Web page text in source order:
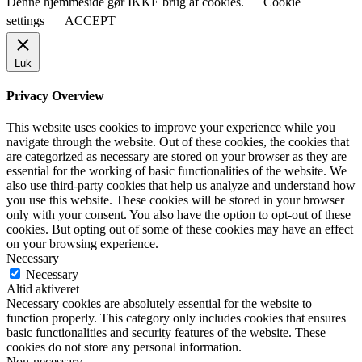
settings
ACCEPT
Luk
Privacy Overview
This website uses cookies to improve your experience while you
navigate through the website. Out of these cookies, the cookies that
are categorized as necessary are stored on your browser as they are
essential for the working of basic functionalities of the website. We
also use third-party cookies that help us analyze and understand how
you use this website. These cookies will be stored in your browser
only with your consent. You also have the option to opt-out of these
cookies. But opting out of some of these cookies may have an effect
on your browsing experience.
Necessary
Necessary
Altid aktiveret
Necessary cookies are absolutely essential for the website to
function properly. This category only includes cookies that ensures
basic functionalities and security features of the website. These
cookies do not store any personal information.